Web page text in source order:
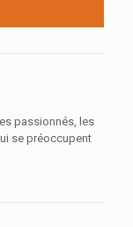
passionnés, les
se préoccupent